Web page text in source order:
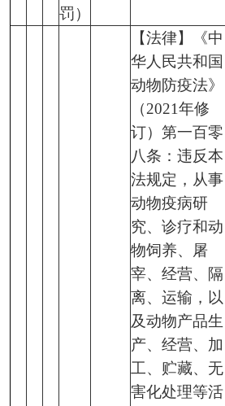
罚）
【法律】《中
华人民共和国
动物防疫法》
（2021年修
订）第一百零
八条：违反本
法规定，从事
动物疫病研
究、诊疗和动
物饲养、屠
宰、经营、隔
离、运输，以
及动物产品生
产、经营、加
工、贮藏、无
害化处理等活